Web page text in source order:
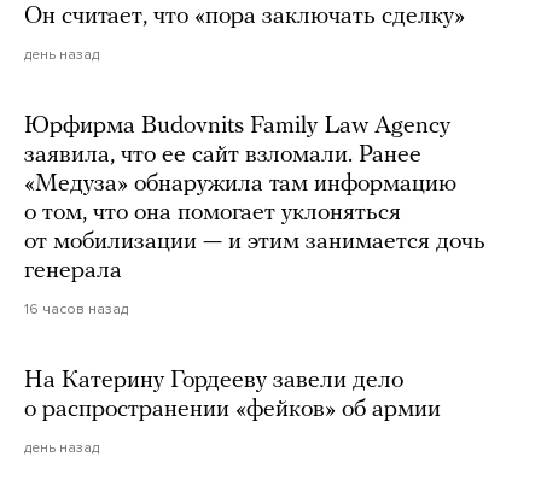
Он считает, что «пора заключать сделку»
день назад
Юрфирма Budovnits Family Law Agency
заявила, что ее сайт взломали. Ранее
«Медуза» обнаружила там информацию
о том, что она помогает уклоняться
от мобилизации — и этим занимается дочь
генерала
16 часов назад
На Катерину Гордееву завели дело
о распространении «фейков» об армии
день назад